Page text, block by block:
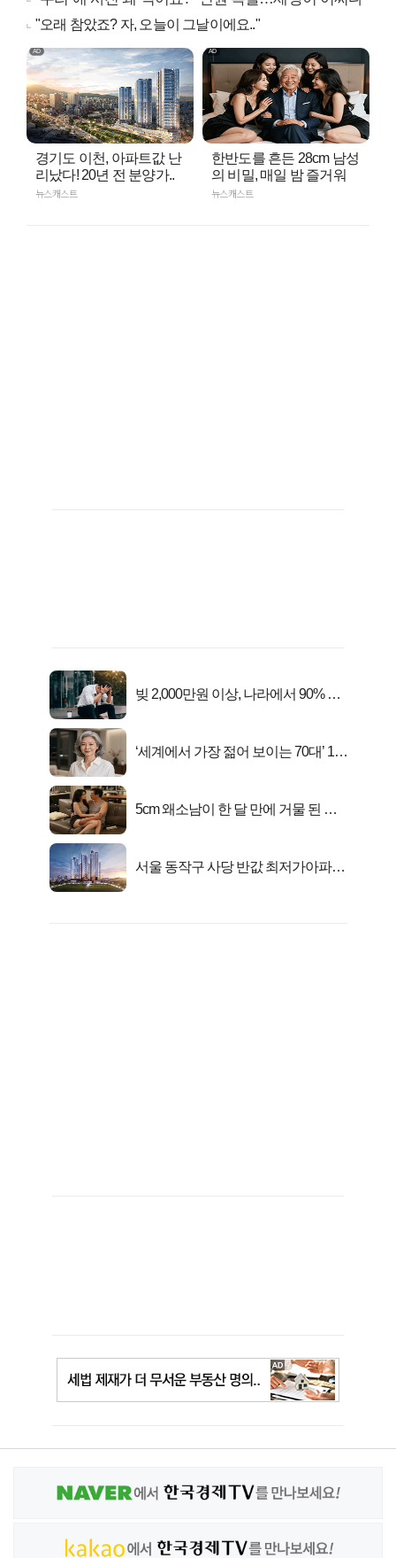
"오래 참았죠? 자, 오늘이 그날이에요.."
경기도 이천, 아파트값 난
리났다! 20년 전 분양가..
뉴스캐스트
한반도를 흔든 28cm 남성
의 비밀, 매일 밤 즐거워
뉴스캐스트
빚 2,000만원 이상, 나라에서 90% 갚
‘세계에서 가장 젊어 보이는 70대’ 1위
5cm 왜소남이 한 달 만에 거물 된 사
서울 동작구 사당 반값 최저가아파트